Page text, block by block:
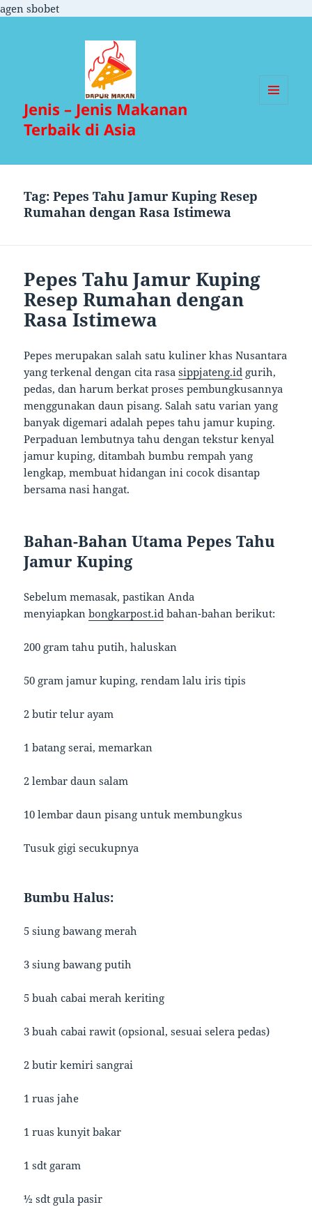
agen sbobet
Jenis – Jenis Makanan
Terbaik di Asia
Tag:Pepes Tahu Jamur Kuping Resep
Rumahan dengan Rasa Istimewa
Pepes Tahu Jamur Kuping
Resep Rumahan dengan
Rasa Istimewa
Pepes merupakan salah satu kuliner khas Nusantara
yang terkenal dengan cita rasasippjateng.id gurih,
pedas, dan harum berkat proses pembungkusannya
menggunakan daun pisang. Salah satu varian yang
banyak digemari adalah pepes tahu jamur kuping.
Perpaduan lembutnya tahu dengan tekstur kenyal
jamur kuping, ditambah bumbu rempah yang
lengkap, membuat hidangan ini cocok disantap
bersama nasi hangat.
Bahan-Bahan Utama Pepes Tahu
Jamur Kuping
Sebelum memasak, pastikan Anda
menyiapkanbongkarpost.id bahan-bahan berikut:
200 gram tahu putih, haluskan
50 gram jamur kuping, rendam lalu iris tipis
2 butir telur ayam
1 batang serai, memarkan
2 lembar daun salam
10 lembar daun pisang untuk membungkus
Tusuk gigi secukupnya
Bumbu Halus:
5 siung bawang merah
3 siung bawang putih
5 buah cabai merah keriting
3 buah cabai rawit (opsional, sesuai selera pedas)
2 butir kemiri sangrai
1 ruas jahe
1 ruas kunyit bakar
1 sdt garam
½ sdt gula pasir